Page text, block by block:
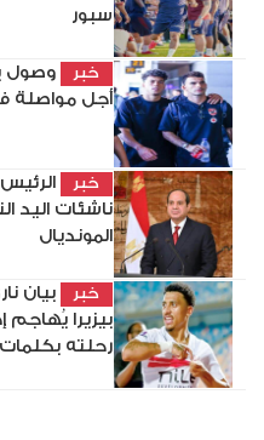
سبور
خبر
وصول
أجل مواصلة
خبر
ناشئات اليد
المونديال
خبر
بيان
بيزيرا يُهاجم
رحلته